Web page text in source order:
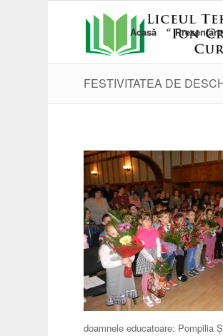
Acasă Prezentare
FESTIVITATEA DE
doamnele educatoare: Pompilia